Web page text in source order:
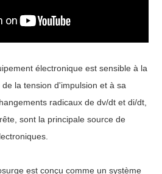
électronique est sensible à la
la tension d'impulsion et à sa
radicaux de dv/dt et di/dt,
sont la principale source de
est conçu comme un système